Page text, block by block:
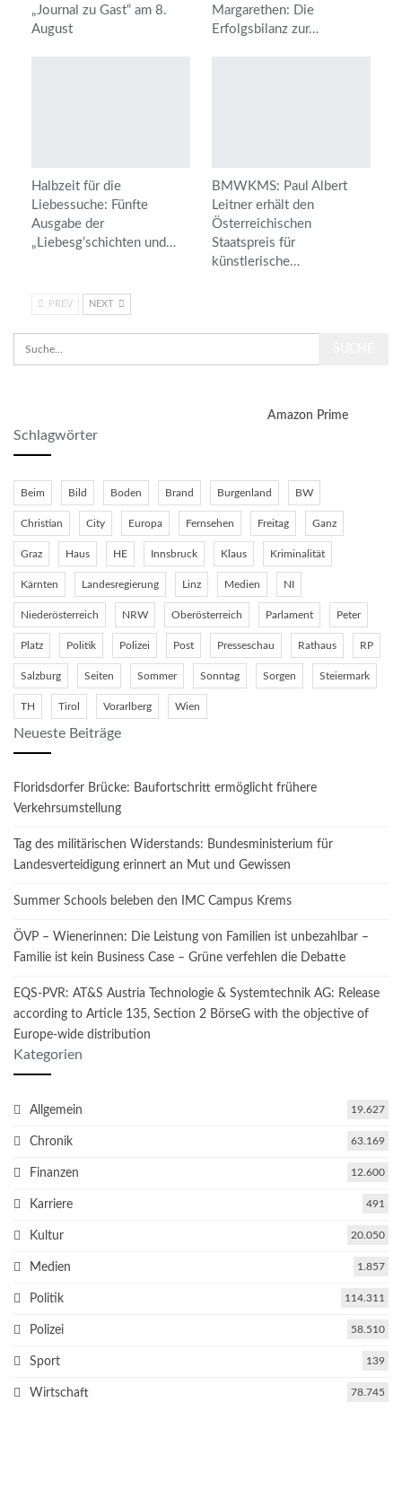
„Journal zu Gast“ am 8.
August
Margarethen: Die
Erfolgsbilanz zur…
Halbzeit für die
Liebessuche: Fünfte
Ausgabe der
„Liebesg’schichten und…
BMWKMS: Paul Albert
Leitner erhält den
Österreichischen
Staatspreis für
künstlerische…
PREV NEXT
Amazon Prime
Schlagwörter
Beim Bild Boden Brand Burgenland BW
Christian City Europa Fernsehen Freitag Ganz
Graz Haus HE Innsbruck Klaus Kriminalität
Kärnten Landesregierung Linz Medien NI
Niederösterreich NRW Oberösterreich Parlament Peter
Platz Politik Polizei Post Presseschau Rathaus RP
Salzburg Seiten Sommer Sonntag Sorgen Steiermark
TH Tirol Vorarlberg Wien
Neueste Beiträge
Floridsdorfer Brücke: Baufortschritt ermöglicht frühere
Verkehrsumstellung
Tag des militärischen Widerstands: Bundesministerium für
Landesverteidigung erinnert an Mut und Gewissen
Summer Schools beleben den IMC Campus Krems
ÖVP – Wienerinnen: Die Leistung von Familien ist unbezahlbar –
Familie ist kein Business Case – Grüne verfehlen die Debatte
EQS-PVR: AT&S Austria Technologie & Systemtechnik AG: Release
according to Article 135, Section 2 BörseG with the objective of
Europe-wide distribution
Kategorien
Allgemein 19.627
Chronik 63.169
Finanzen 12.600
Karriere 491
Kultur 20.050
Medien 1.857
Politik 114.311
Polizei 58.510
Sport 139
Wirtschaft 78.745